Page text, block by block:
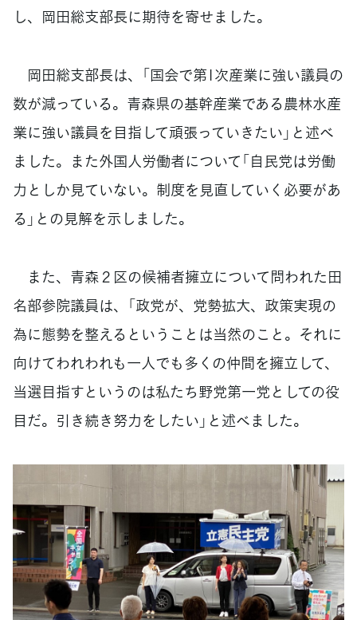
し、岡田総支部長に期待を寄せました。
岡田総支部長は、「国会で第1次産業に強い議員の
数が減っている。青森県の基幹産業である農林水産
業に強い議員を目指して頑張っていきたい」と述べ
ました。また外国人労働者について「自民党は労働
力としか見ていない。制度を見直していく必要があ
る」との見解を示しました。
また、青森２区の候補者擁立について問われた田
名部参院議員は、「政党が、党勢拡大、政策実現の
為に態勢を整えるということは当然のこと。それに
向けてわれわれも一人でも多くの仲間を擁立して、
当選目指すというのは私たち野党第一党としての役
目だ。引き続き努力をしたい」と述べました。